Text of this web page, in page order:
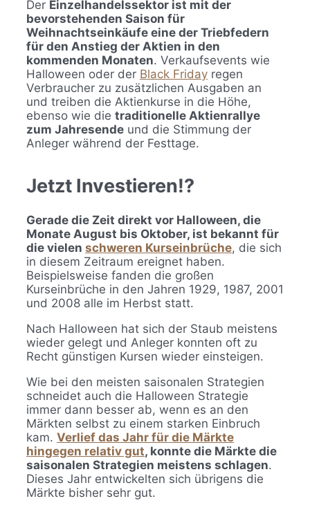
Der Einzelhandelssektor ist mit der
bevorstehenden Saison für
Weihnachtseinkäufe eine der Triebfedern
für den Anstieg der Aktien in den
kommenden Monaten. Verkaufsevents wie
Halloween oder der Black Friday regen
Verbraucher zu zusätzlichen Ausgaben an
und treiben die Aktienkurse in die Höhe,
ebenso wie die traditionelle Aktienrallye
zum Jahresende und die Stimmung der
Anleger während der Festtage.
Jetzt Investieren!?
Gerade die Zeit direkt vor Halloween, die
Monate August bis Oktober, ist bekannt für
die vielen schweren Kurseinbrüche, die sich
in diesem Zeitraum ereignet haben.
Beispielsweise fanden die großen
Kurseinbrüche in den Jahren 1929, 1987, 2001
und 2008 alle im Herbst statt.
Nach Halloween hat sich der Staub meistens
wieder gelegt und Anleger konnten oft zu
Recht günstigen Kursen wieder einsteigen.
Wie bei den meisten saisonalen Strategien
schneidet auch die Halloween Strategie
immer dann besser ab, wenn es an den
Märkten selbst zu einem starken Einbruch
kam. Verlief das Jahr für die Märkte
hingegen relativ gut, konnte die Märkte die
saisonalen Strategien meistens schlagen.
Dieses Jahr entwickelten sich übrigens die
Märkte bisher sehr gut.